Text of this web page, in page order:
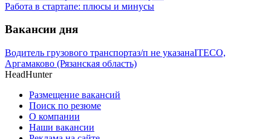
Работа в стартапе: плюсы и минусы
Вакансии дня
Водитель грузового транспортаз/п не указанаITECO,
Аргамаково (Рязанская область)
HeadHunter
Размещение вакансий
Поиск по резюме
О компании
Наши вакансии